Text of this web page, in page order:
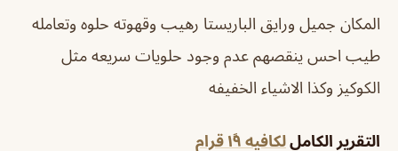
المكان جميل ورايق الباريستا رهيب وقهوته حلوه وتعامله
طيب احس ينقصهم عدم وجود حلويات سريعه مثل
الكوكيز وكذا الاشياء الخفيفه
التقرير الكامللكافيه ١٩ً قرام